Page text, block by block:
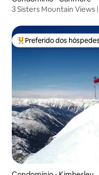
3 Sisters Mountain Views
Entre os melhores
Preferido dos hóspedes